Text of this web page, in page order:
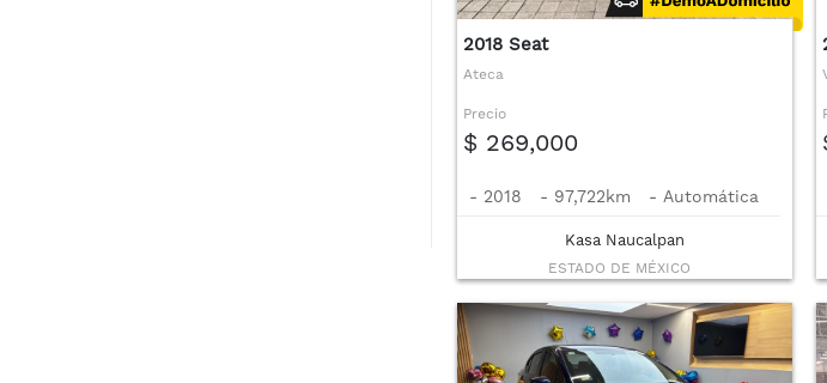
2018 Seat
Ateca
Precio
$ 269,000
- 2018 - 97,722km - Automática
Kasa Naucalpan
ESTADO DE MÉXICO